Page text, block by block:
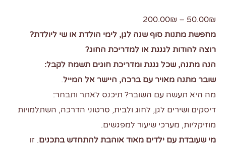
50.00₪
–
200.00₪
מחפשת מתנות סוף שנה לגן, לימי הולדת או שי ליולדת?
רוצה להודות לגננת או למדריכת החוג?
הנה מתנה, שכל גננת ומדריכת חוגים תשמח לקבל:
שובר מתנה מאויר עם ברכה, היישר אל המייל.
מה היא תעשה עם השובר? תיכנס לאתר ותבחר:
דיסקים ושירים לגן, לחוג ולבית, סרטוני הדרכה, השתלמויות
מוזיקליות, מערכי שיעור למפגשים.
מי שעובדת עם ילדים מאוד אוהבת להתחדש בתכנים. זו